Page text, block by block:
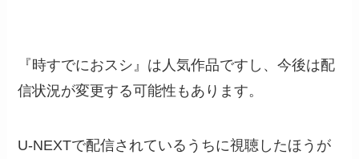
『時すでにおスシ』は人気作品ですし、今後は配
信状況が変更する可能性もあります。
U-NEXTで配信されているうちに視聴したほうが